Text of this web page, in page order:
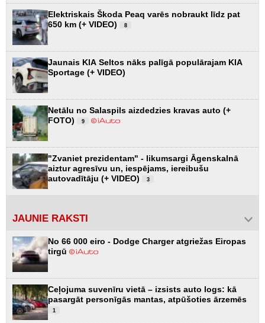
Elektriskais Škoda Peaq varēs nobraukt līdz pat
650 km (+ VIDEO)
8
Jaunais KIA Seltos nāks palīgā populārajam KIA
Sportage (+ VIDEO)
Netālu no Salaspils aizdedzies kravas auto (+
FOTO)
9
"Zvaniet prezidentam" - likumsargi Āgenskalnā
aiztur agresīvu un, iespējams, iereibušu
autovadītāju (+ VIDEO)
3
JAUNIE RAKSTI
No 66 000 eiro - Dodge Charger atgriežas Eiropas
tirgū
Ceļojuma suvenīru vietā – izsists auto logs: kā
pasargāt personīgās mantas, atpūšoties ārzemēs
1